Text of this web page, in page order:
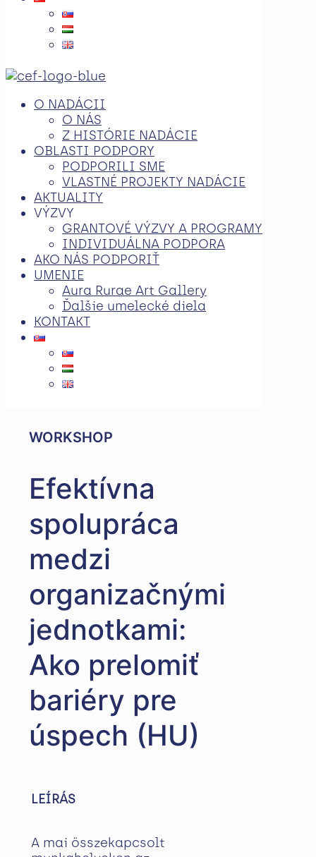
O NADÁCII
O NÁS
Z HISTÓRIE NADÁCIE
OBLASTI PODPORY
PODPORILI SME
VLASTNÉ PROJEKTY NADÁCIE
AKTUALITY
VÝZVY
GRANTOVÉ VÝZVY A PROGRAMY
INDIVIDUÁLNA PODPORA
AKO NÁS PODPORIŤ
UMENIE
Aura Rurae Art Gallery
Ďalšie umelecké diela
KONTAKT
WORKSHOP
Efektívna
spolupráca
medzi
organizačnými
jednotkami:
Ako prelomiť
bariéry pre
úspech (HU)
LEÍRÁS
A mai összekapcsolt